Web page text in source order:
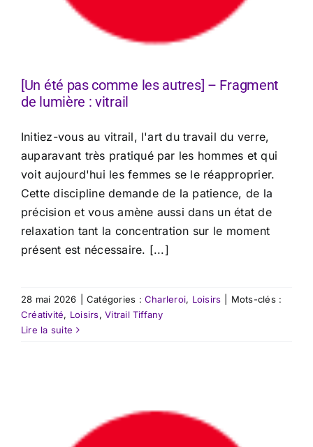
[Un été pas comme les autres] – Fragment
de lumière : vitrail
Initiez-vous au vitrail, l'art du travail du verre,
auparavant très pratiqué par les hommes et qui
voit aujourd'hui les femmes se le réapproprier.
Cette discipline demande de la patience, de la
précision et vous amène aussi dans un état de
relaxation tant la concentration sur le moment
présent est nécessaire. [...]
28 mai 2026 Catégories :Charleroi, Loisirs
Mots-clés :
Créativité, Loisirs,Vitrail Tiffany
Lire la suite